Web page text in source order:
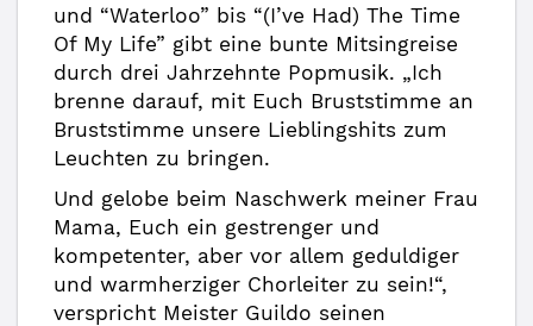
und “Waterloo” bis “(I’ve Had) The Time
Of My Life” gibt eine bunte Mitsingreise
durch drei Jahrzehnte Popmusik. „Ich
brenne darauf, mit Euch Bruststimme an
Bruststimme unsere Lieblingshits zum
Leuchten zu bringen.
Und gelobe beim Naschwerk meiner Frau
Mama, Euch ein gestrenger und
kompetenter, aber vor allem geduldiger
und warmherziger Chorleiter zu sein!“,
verspricht Meister Guildo seinen